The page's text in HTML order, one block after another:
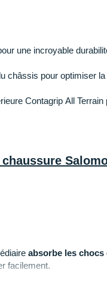
une incroyable
châssis pour optimiser
Contagrip All
absorbe les chocs
facilement.